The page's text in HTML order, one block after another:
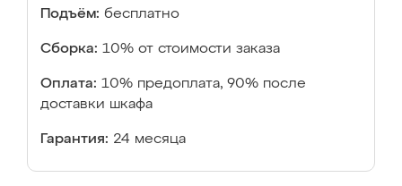
Подъём: бесплатно
Сборка: 10% от стоимости заказа
Оплата: 10% предоплата, 90% после
доставки шкафа
Гарантия: 24 месяца